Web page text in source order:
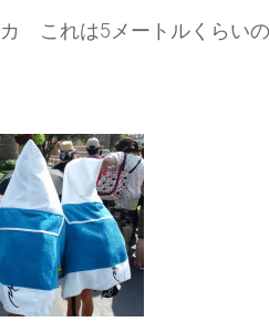
これは5メートルくらい